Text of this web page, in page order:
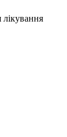
лікування